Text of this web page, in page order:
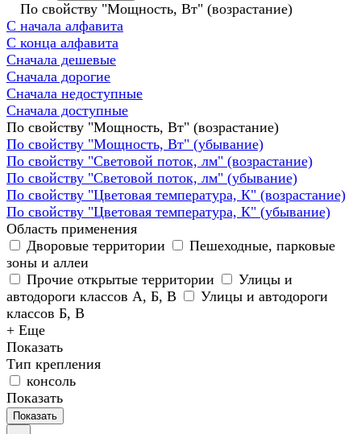
По свойству "Мощность, Вт" (возрастание)
С начала алфавита
С конца алфавита
Сначала дешевые
Сначала дорогие
Сначала недоступные
Сначала доступные
По свойству "Мощность, Вт" (возрастание)
По свойству "Мощность, Вт" (убывание)
По свойству "Световой поток, лм" (возрастание)
По свойству "Световой поток, лм" (убывание)
По свойству "Цветовая температура, К" (возрастание)
По свойству "Цветовая температура, К" (убывание)
Область применения
Дворовые территории
Пешеходные, парковые
зоны и аллеи
Прочие открытые территории
Улицы и
автодороги классов А, Б, В
Улицы и автодороги
классов Б, В
+ Еще
Показать
Тип крепления
консоль
Показать
Показать